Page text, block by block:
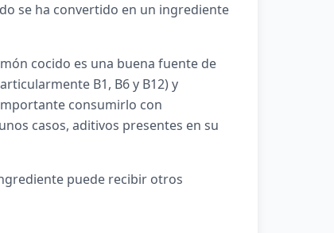
se ha convertido en un ingrediente
cocido es una buena fuente de
B1, B6 y B12) y
consumirlo con
casos, aditivos presentes en su
puede recibir otros